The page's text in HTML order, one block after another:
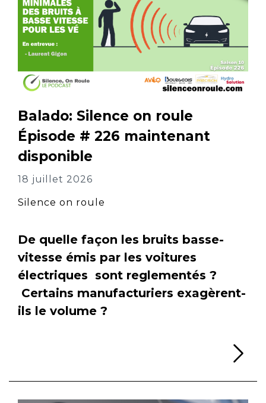
Balado: Silence on roule
Épisode # 226 maintenant
disponible
18 juillet 2026
Silence on roule
De quelle façon les bruits basse-
vitesse émis par les voitures
électriques sont reglementés ?
Certains manufacturiers exagèrent-
ils le volume ?